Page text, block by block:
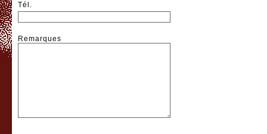
Tél.
Remarques